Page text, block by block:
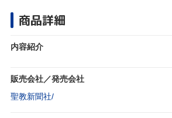
商品詳細
内容紹介
販売会社／発売会社
聖教新聞社/